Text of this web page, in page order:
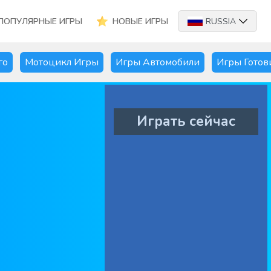
ИГРЫ НОВЫЕ ИГРЫ RUSSIA
Мотоцикл Игры Игры Автомобили Игры
Играть сейчас